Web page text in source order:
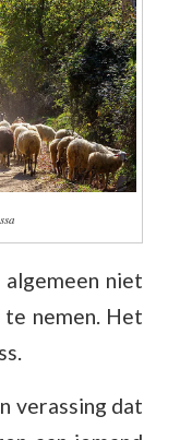
niet
te nemen. Het
verassing dat